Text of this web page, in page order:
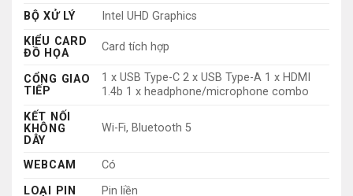
BỘ XỬ LÝ
Intel UHD Graphics
KIỂU CARD
ĐỒ HỌA
Card tích hợp
CỔNG GIAO
TIẾP
1 x USB Type-C 2 x USB Type-A 1 x HDMI
1.4b 1 x headphone/microphone combo
KẾT NỐI
KHÔNG
DÂY
Wi-Fi, Bluetooth 5
WEBCAM
Có
LOẠI PIN
Pin liền